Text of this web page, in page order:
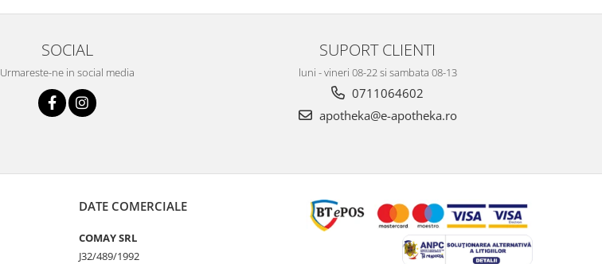
SOCIAL
Urmareste-ne in social media
SUPORT CLIENTI
luni - vineri 08-22 si sambata 08-13
0711064602
apotheka@e-apotheka.ro
DATE COMERCIALE
COMAY SRL
J32/489/1992